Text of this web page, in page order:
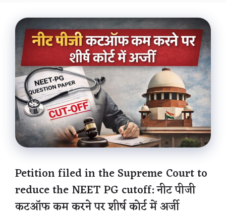
Petition filed in the Supreme Court to
reduce the NEET PG cutoff: नीट पीजी
कटऑफ कम करने पर शीर्ष कोर्ट में अर्जी